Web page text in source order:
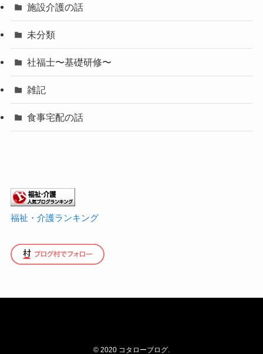
施設介護の話
未分類
社福士〜基礎研修〜
雑記
食事宅配の話
福祉・介護ランキング
© 2020 コタローブログ.